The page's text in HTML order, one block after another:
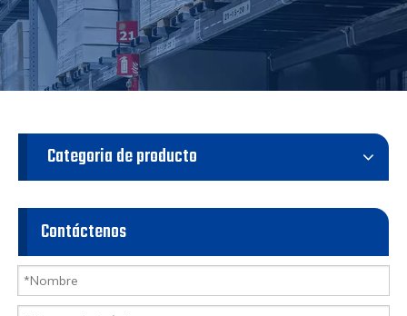
Categoria de producto
Contáctenos